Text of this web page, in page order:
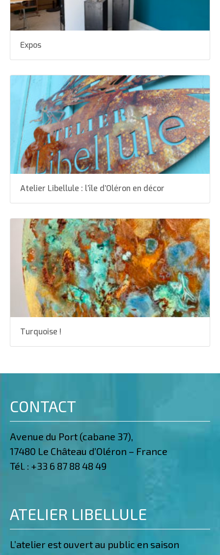
Expos
Atelier Libellule : l’île d’Oléron en décor
Turquoise !
CONTACT
Avenue du Port (cabane 37),
17480 Le Château d’Oléron – France
Tél. : +33 6 87 88 48 49
ATELIER LIBELLULE
L’atelier est ouvert au public en saison